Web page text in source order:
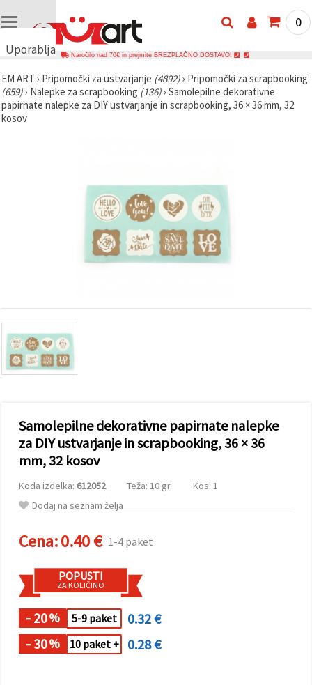
Uporabljamo
🍪
Uporabljamo
piškotke in
podobne
ustreznejše
s pomočjo
naših
partnerjev
za analitiko
vse!« se
strinjate z
uporabo
vseh
Ali pa v
Nastavitvah
označite
preference z
izbiro
piškotkov
in klikom
»Shrani«.
Sprejmi
0
Naročilo nad 70€ in prejmite BREZPLAČNO DOSTAVO!
EM ART › Pripomočki za ustvarjanje (4892)› Pripomočki za scrapbooking
(659)› Nalepke za scrapbooking (136)› Samolepilne dekorativne
papirnate nalepke za DIY ustvarjanje in scrapbooking, 36 × 36 mm, 32
kosov
Samolepilne dekorativne papirnate nalepke
za DIY ustvarjanje in scrapbooking, 36 × 36
mm, 32 kosov
Koda izdelka: 612052 Teža: 10 gr.
Kos: 1
Dodaj na seznam želja
Cena:0.40 € 1-4 paket
POPUSTI
ZA KOLIČINO
- 20% 5-9 paket
0.32 €
- 30% 10 paket + 0.28 €